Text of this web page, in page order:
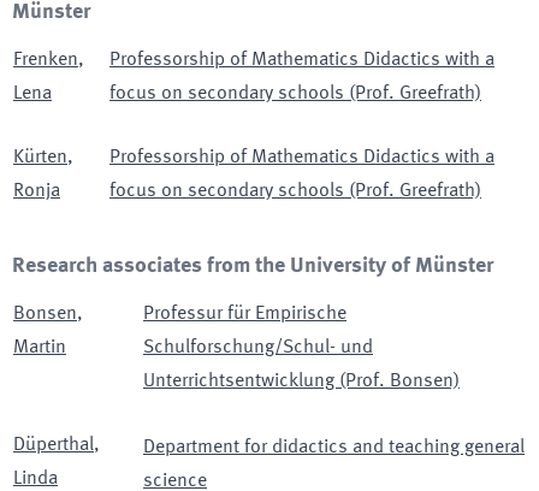
Münster
Frenken,
Lena
Professorship of Mathematics Didactics with a
focus on secondary schools (Prof. Greefrath)
Kürten,
Ronja
Professorship of Mathematics Didactics with a
focus on secondary schools (Prof. Greefrath)
Research associates from the University of Münster
Bonsen,
Martin
Professur für Empirische
Schulforschung/Schul- und
Unterrichtsentwicklung (Prof. Bonsen)
Düperthal,
Linda
Department for didactics and teaching general
science